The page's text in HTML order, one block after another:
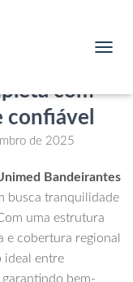
V
I
T
Vargem:
com
de 2025
Bandeirantes
busca tranquilidade
uma estrutura
e cobertura regional
ideal entre
bem-